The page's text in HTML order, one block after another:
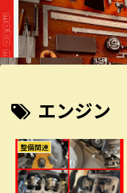
エンジン
整備関連